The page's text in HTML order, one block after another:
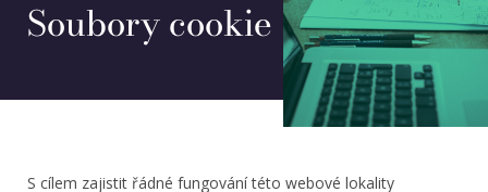
Soubory cookie
S cílem zajistit řádné fungování této webové lokality